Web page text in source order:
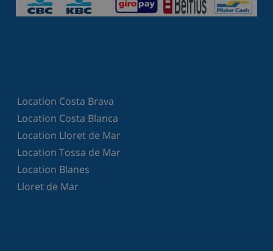
Location Costa Brava
Location Costa Blanca
Location Lloret de Mar
Location Tossa de Mar
Location Blanes
Lloret de Mar